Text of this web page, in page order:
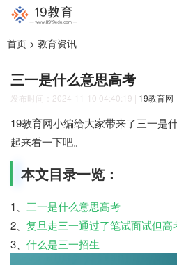
首页 > 教育资讯
三一是什么意思高考
发布时间：2024-11-10 04:40:19 | 19教育网
19教育网小编给大家带来了三一是
起来看一下吧。
本文目录一览：
1、 三一是什么意思高考
2、 复旦走三一通过了笔试面试但
3、 什么是三一招生